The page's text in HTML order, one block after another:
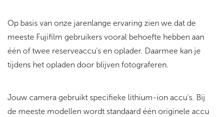
Op basis van onze jarenlange ervaring zien we dat de
meeste Fujifilm gebruikers vooral behoefte hebben aan
één of twee reserveaccu's en oplader. Daarmee kan je
tijdens het opladen door blijven fotograferen.
Jouw camera gebruikt specifieke lithium-ion accu's. Bij
de meeste modellen wordt standaard één originele accu